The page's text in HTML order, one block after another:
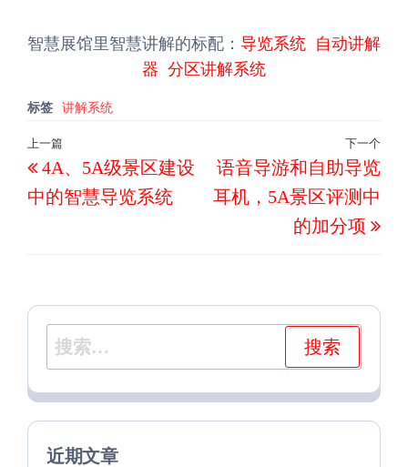
智慧展馆里智慧讲解的标配： 导览系统 自动讲解
器 分区讲解系统
标签 讲解系统
文
章
导
上
一
篇
上一篇
4A、5A级景区建设
中的智慧导览系统
下
一
下一个
语音导游和自助导览
耳机，5A景区评测中
的加分项
搜
索：
近期文章